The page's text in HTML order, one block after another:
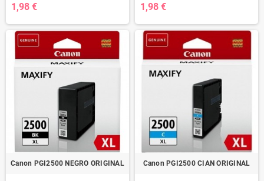
1,98 € 1,98 €
Canon PGI2500 NEGRO ORIGINAL Canon PGI2500 CIAN ORIGINAL